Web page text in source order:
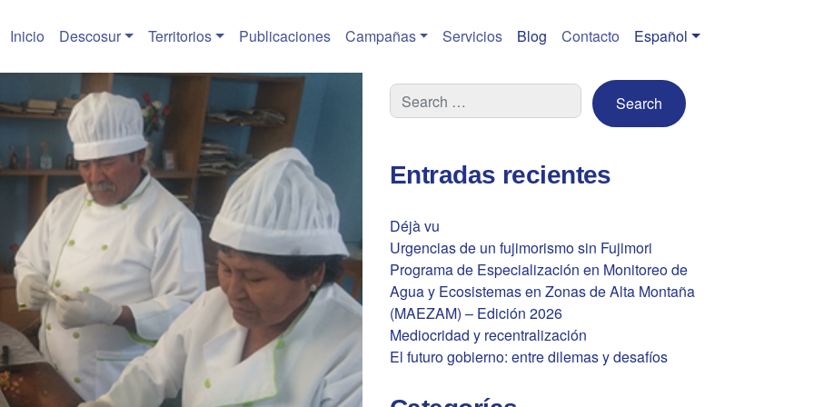
Inicio Descosur Territorios Publicaciones Campañas Servicios Blog Contacto Español
Entradas recientes
Déjà vu
Urgencias de un fujimorismo sin Fujimori
Programa de Especialización en Monitoreo de
Agua y Ecosistemas en Zonas de Alta Montaña
(MAEZAM) – Edición 2026
Mediocridad y recentralización
El futuro gobierno: entre dilemas y desafíos